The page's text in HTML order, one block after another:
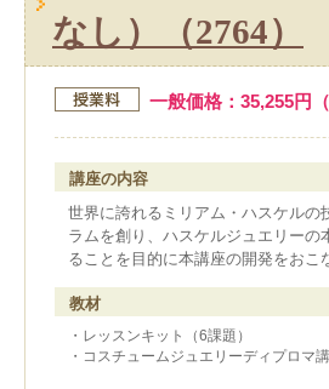
なし）（2764）
一般価格：35,255円
講座の内容
世界に誇れるミリアム・ハスケルの
ラムを創り、ハスケルジュエリーの
ることを目的に本講座の開発をおこ
教材
・レッスンキット（6課題）
・コスチュームジュエリーディプロマ